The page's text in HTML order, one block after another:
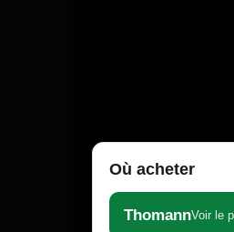
Où acheter
ThomannVoir le